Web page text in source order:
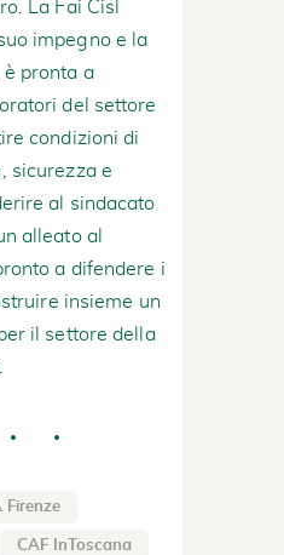
La Fai Cisl
impegno e la
è pronta a
del settore
condizioni di
sicurezza e
al sindacato
alleato al
a difendere i
insieme un
il settore della
Firenze
CAF InToscana